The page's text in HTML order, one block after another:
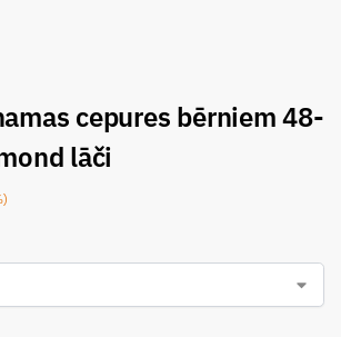
cepures bērniem 48-
lāči